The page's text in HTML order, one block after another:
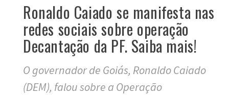
Ronaldo Caiado se manifesta nas
redes sociais sobre operação
Decantação da PF. Saiba mais!
O governador de Goiás, Ronaldo Caiado
(DEM), falou sobre a Operação